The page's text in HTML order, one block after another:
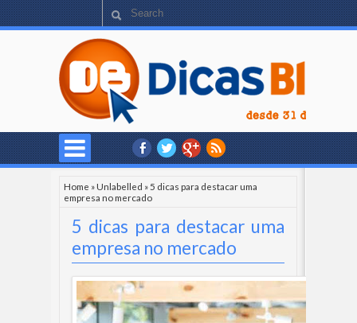
Home »Unlabelled » 5 dicas para destacar uma
empresa no mercado
5 dicas para destacar uma
empresa no mercado